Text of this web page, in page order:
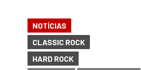
NOTÍCIAS
CLASSIC ROCK
HARD ROCK